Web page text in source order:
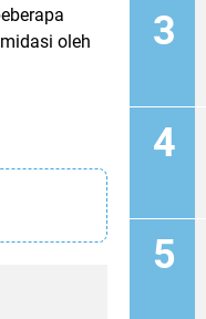
oleh